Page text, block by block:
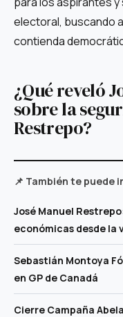
electoral, buscando
contienda
¿Qué reveló
sobre la
Restrepo?
📌 También te puede
José Manuel
económicas desde la
Sebastián Montoya
en GP de Canadá
Cierre Campaña